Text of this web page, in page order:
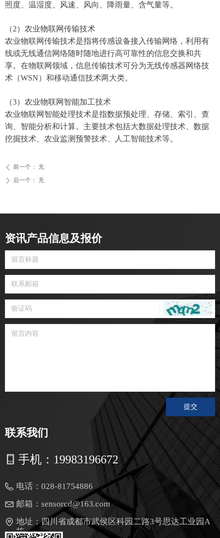
照度、温湿度、风速、风向、降雨量、含气量等。
（2）农业物联网传输技术
农业物联网传输技术是指将传感设备接入传输网络，利用有
线或无线通信网络随时随地进行高可靠性的信息交换和共
享。在物联网领域，信息传输技术可分为无线传感器网络技
术（WSN）和移动通信技术两大类。
（3）农业物联网智能加工技术
农业物联网智能处理技术是指数据预处理、存储、索引、查
询、智能分析和计算。主要技术包括大数据处理技术、数据
挖掘技术、农业监测预警技术、人工智能技术等。
ꄴ 前一个： 无
ꄲ 后一个： 无
手机： 19983196672
联系我们
电话： 028-81754886
邮箱： sensorcd@163.com
地址：四川省成都市武侯区科园二路3号思达工业园A
栋
资讯产品信息及报价
提交